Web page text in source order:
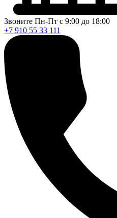
Звоните Пн-Пт с 9:00 до 18:00
+7 910 55 33 111